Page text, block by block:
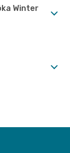
Winter